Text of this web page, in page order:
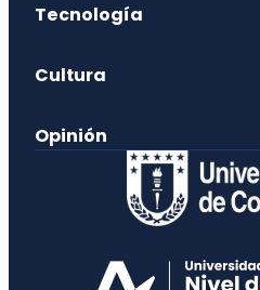
Tecnología
Cultura
Opinión